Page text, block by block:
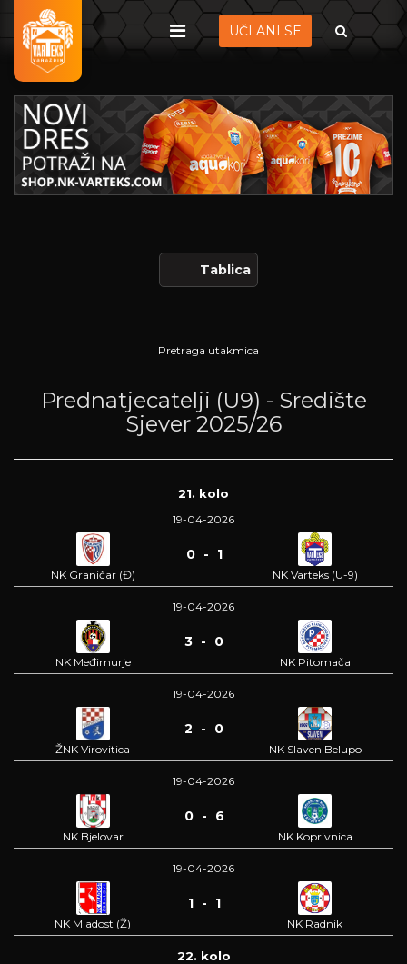
UČLANI SE
Tablica
Pretraga utakmica
Prednatjecatelji (U9) - Središte
Sjever 2025/26
21. kolo
19-04-2026
NK Graničar (Đ)
0 - 1
NK Varteks (U-9)
19-04-2026
NK Međimurje
3 - 0
NK Pitomača
19-04-2026
ŽNK Virovitica
2 - 0
NK Slaven Belupo
19-04-2026
NK Bjelovar
0 - 6
NK Koprivnica
19-04-2026
NK Mladost (Ž)
1 - 1
NK Radnik
22. kolo